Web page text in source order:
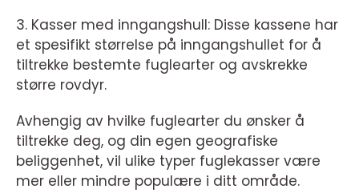
3. Kasser med inngangshull: Disse kassene har
et spesifikt størrelse på inngangshullet for å
tiltrekke bestemte fuglearter og avskrekke
større rovdyr.
Avhengig av hvilke fuglearter du ønsker å
tiltrekke deg, og din egen geografiske
beliggenhet, vil ulike typer fuglekasser være
mer eller mindre populære i ditt område.